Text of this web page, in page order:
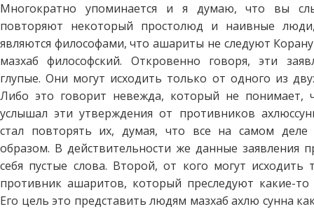
Многократно упоминается и я думаю, что вы
повторяют некоторый простолюд и наивные
являются философами, что ашариты не следуют
мазхаб философский. Откровенно говоря, эти
глупые. Они могут исходить только от одного из
Либо это говорит невежда, который не понимает,
услышал эти утверждения от противников
стал повторять их, думая, что все на самом деле
образом. В действительности же данные заявления
себя пустые слова. Второй, от кого могут исходить
противник ашаритов, который преследуют какие-то
Его цель это представить людям мазхаб ахлю сунна